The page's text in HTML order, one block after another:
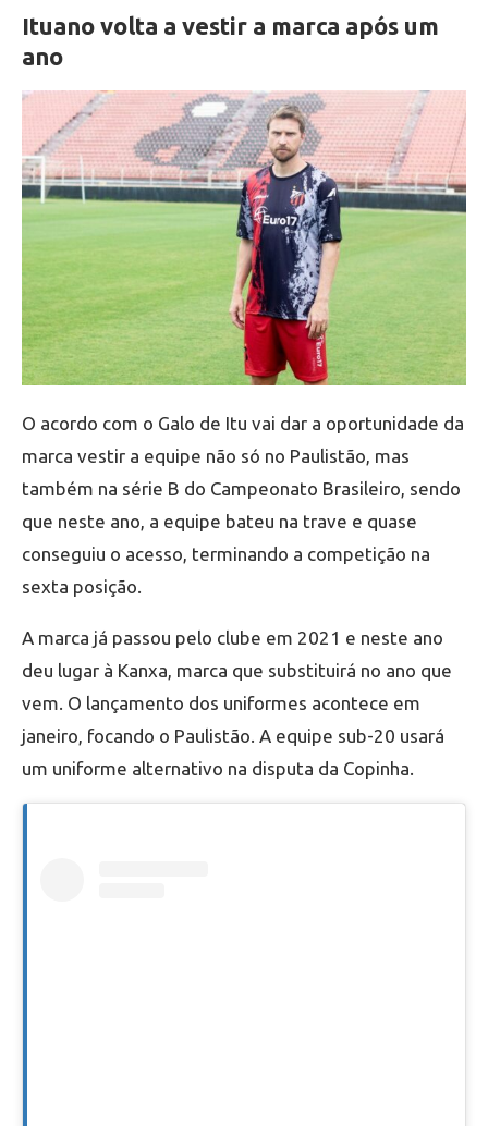
Ituano volta a vestir a marca após um
ano
O acordo com o Galo de Itu vai dar a oportunidade da
marca vestir a equipe não só no Paulistão, mas
também na série B do Campeonato Brasileiro, sendo
que neste ano, a equipe bateu na trave e quase
conseguiu o acesso, terminando a competição na
sexta posição.
A marca já passou pelo clube em 2021 e neste ano
deu lugar à Kanxa, marca que substituirá no ano que
vem. O lançamento dos uniformes acontece em
janeiro, focando o Paulistão. A equipe sub-20 usará
um uniforme alternativo na disputa da Copinha.